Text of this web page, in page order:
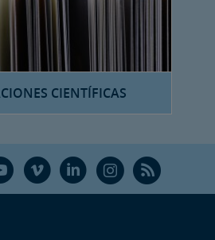
CIENTÍFICAS
V L Ñ R